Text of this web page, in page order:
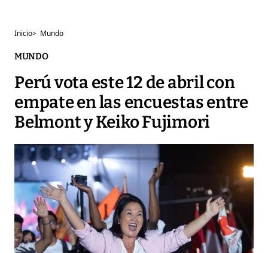
Inicio> Mundo
MUNDO
Perú vota este 12 de abril con
empate en las encuestas entre
Belmont y Keiko Fujimori